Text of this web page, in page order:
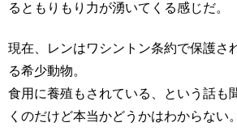
るともりもり力が湧いてくる感じだ。
現在、レンはワシントン条約で保護さ
る希少動物。
食用に養殖もされている、という話も
くのだけど本当かどうかはわからない。